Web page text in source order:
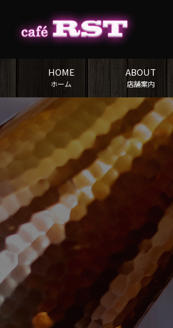
HOME
ホーム
ABOUT
店舗案内